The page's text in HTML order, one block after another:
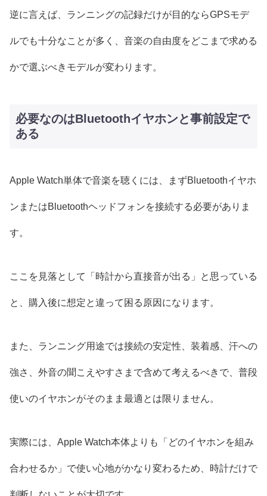
逆に言えば、ランニングの記録だけが目的ならGPSモデ
ルでも十分なことが多く、音楽の自由度をどこまで求める
かで選ぶべきモデルが変わります。
必要なのはBluetoothイヤホンと事前設定で
ある
Apple Watch単体で音楽を聴くには、まずBluetoothイヤホ
ンまたはBluetoothヘッドフォンを接続する必要がありま
す。
ここを見落として「時計から直接音が出る」と思っている
と、購入後に想定と違って困る原因になります。
また、ランニング用途では接続の安定性、装着感、汗への
強さ、外音の聞こえやすさまで含めて考えるべきで、普段
使いのイヤホンがそのまま最適とは限りません。
実際には、Apple Watch本体よりも「どのイヤホンを組み
合わせるか」で使い心地がかなり変わるため、時計だけで